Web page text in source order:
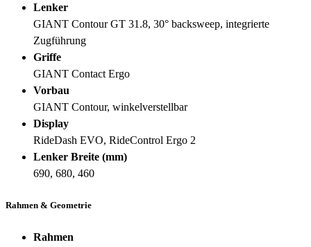
Lenker
GIANT Contour GT 31.8, 30° backsweep, integrierte
Zugführung
Griffe
GIANT Contact Ergo
Vorbau
GIANT Contour, winkelverstellbar
Display
RideDash EVO, RideControl Ergo 2
Lenker Breite (mm)
690, 680, 460
Rahmen & Geometrie
Rahmen